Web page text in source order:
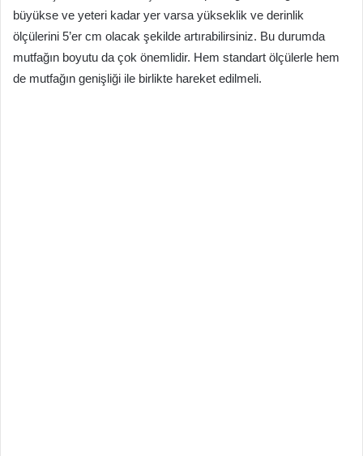
büyükse ve yeteri kadar yer varsa yükseklik ve derinlik
ölçülerini 5’er cm olacak şekilde artırabilirsiniz. Bu durumda
mutfağın boyutu da çok önemlidir. Hem standart ölçülerle hem
de mutfağın genişliği ile birlikte hareket edilmeli.